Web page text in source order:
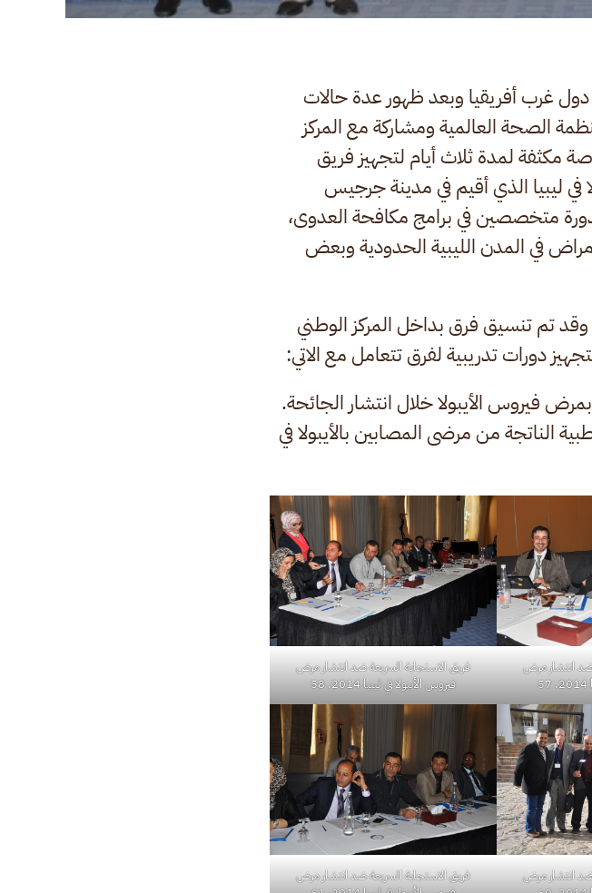
في دول غرب أفريقيا وبعد ظهور عدة حالات
الصحة العالمية ومشاركة مع المركز
مكثفة لمدة ثلاث أيام لتجهيز فريق
في ليبيا الذي أقيم في مدينة جرجيس
لهذه الدورة متخصصين في برامج مكافحة العدوى،
في المدن الليبية الحدودية وبعض
تم تنسيق فرق بداخل المركز الوطني
دورات تدريبية لفرق تتعامل مع الاتي:
فيروس الأيبولا خلال انتشار الجائحة.
الناتجة من مرضى المصابين بالأيبولا في
ضد انتشار مرض
فريق الاستجابة السريعة ضد انتشار مرض
فيروس الأيبولا في ليبيا 2014. 58
ضد انتشار مرض
فريق الاستجابة السريعة ضد انتشار مرض